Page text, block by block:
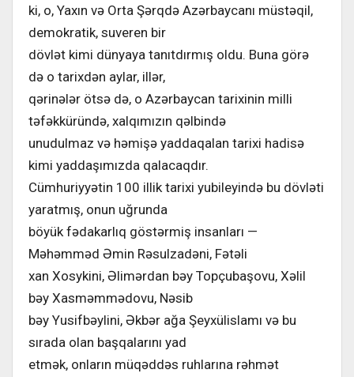
ki, o, Yaxın və Orta Şərqdə Azərbaycanı müstəqil,
demokratik, suveren bir
dövlət kimi dünyaya tanıtdırmış oldu. Buna görə
də o tarixdən aylar, illər,
qərinələr ötsə də, o Azərbaycan tarixinin milli
təfəkküründə, xalqımızın qəlbində
unudulmaz və həmişə yaddaqalan tarixi hadisə
kimi yaddaşımızda qalacaqdır.
Cümhuriyyətin 100 illik tarixi yubileyində bu dövləti
yaratmış, onun uğrunda
böyük fədakarlıq göstərmiş insanları —
Məhəmməd Əmin Rəsulzadəni, Fətəli
xan Xosykini, Əlimərdan bəy Topçubaşovu, Xəlil
bəy Xasməmmədovu, Nəsib
bəy Yusifbəylini, Əkbər ağa Şeyxülislamı və bu
sırada olan başqalarını yad
etmək, onların müqəddəs ruhlarına rəhmət